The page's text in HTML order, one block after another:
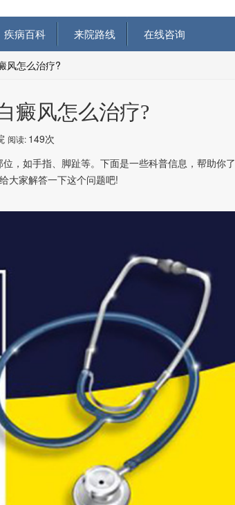
疾病百科 来院路线 在线咨询
风怎么治疗?
癜风怎么治疗?
阅读: 149次
如手指、脚趾等。下面是一些科普信息，帮助你了
大家解答一下这个问题吧!